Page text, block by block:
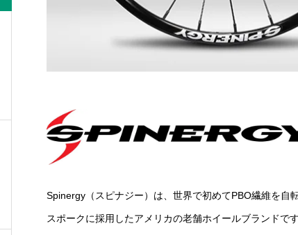
Spinergy（スピナジー）は、世界で初めてPBO繊維を自
スポークに採用したアメリカの老舗ホイールブランドで